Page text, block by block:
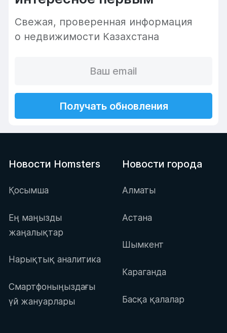
Cвежая, проверенная информация
о недвижимости Казахстана
Получать обновления
Новости Homsters
Қосымша
Ең маңызды
жаңалықтар
Нарықтық аналитика
Смартфоныңыздағы
үй жануарлары
Новости города
Алматы
Астана
Шымкент
Караганда
Басқа қалалар